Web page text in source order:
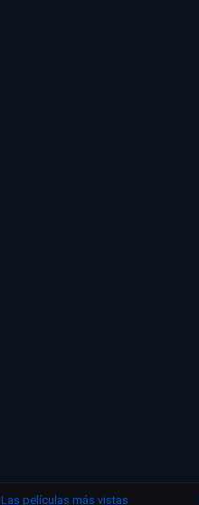
Las películas más vistas